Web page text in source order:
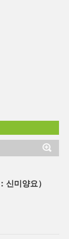
신미양요）